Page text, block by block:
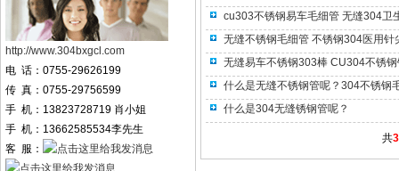
http://www.304bxgcl.com
电 话：0755-29626199
传 真：0755-29756599
手 机：13823728719 肖小姐
手 机：13662585534李先生
客 服：
cu303不锈钢易车毛细管 无缝304卫
无缝不锈钢毛细管 不锈钢304医用针
无缝易车不锈钢303棒 CU304不锈
什么是无缝不锈钢管呢？304不锈钢
什么是304无缝锈钢管呢？
共